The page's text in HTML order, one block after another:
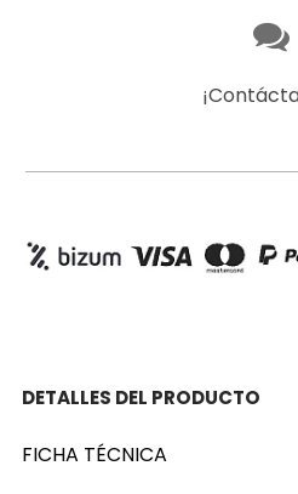
DETALLES DEL PRODUCTO
FICHA TÉCNICA